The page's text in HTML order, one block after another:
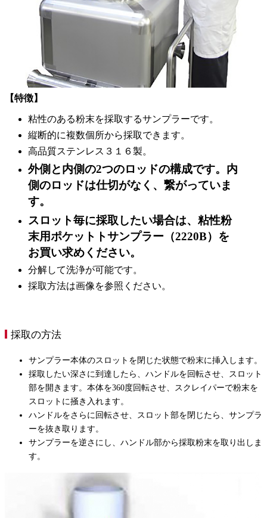
【特徴】
粘性のある粉末を採取するサンプラーです。
縦断的に複数個所から採取できます。
高品質ステンレス３１６製。
外側と内側の2つのロッドの構成です。内
側のロッドは仕切がなく、繋がっていま
す。
スロット毎に採取したい場合は、粘性粉
末用ポケットトサンプラー（2220B）を
お買い求めください。
分解して洗浄が可能です。
採取方法は画像を参照ください。
採取の方法
サンプラー本体のスロットを閉じた状態で粉末に挿入します。
採取したい深さに到達したら、ハンドルを回転させ、スロット
部を開きます。本体を360度回転させ、スクレイパーで粉末を
スロットに掻き入れます。
ハンドルをさらに回転させ、スロット部を閉じたら、サンプラ
ーを抜き取ります。
サンプラーを逆さにし、ハンドル部から採取粉末を取り出しま
す。